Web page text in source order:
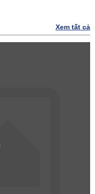
Xem tất cả